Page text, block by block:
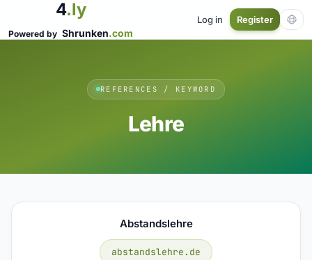
4.ly
Powered by Shrunken.com
Log in Register
REFERENCES / KEYWORD
Lehre
Abstandslehre
abstandslehre.de